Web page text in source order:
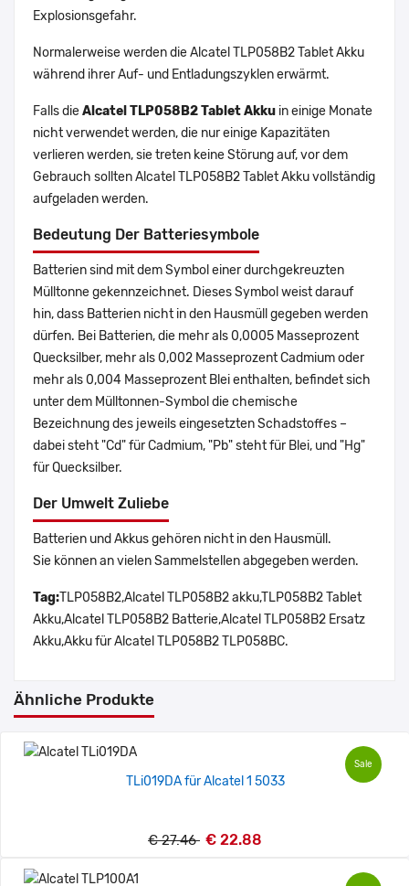
Explosionsgefahr.
Normalerweise werden die Alcatel TLP058B2 Tablet Akku
während ihrer Auf- und Entladungszyklen erwärmt.
Falls dieAlcatel TLP058B2 Tablet Akku in einige Monate
nicht verwendet werden, die nur einige Kapazitäten
verlieren werden, sie treten keine Störung auf, vor dem
Gebrauch sollten Alcatel TLP058B2 Tablet Akku vollständig
aufgeladen werden.
Bedeutung Der Batteriesymbole
Batterien sind mit dem Symbol einer durchgekreuzten
Mülltonne gekennzeichnet. Dieses Symbol weist darauf
hin, dass Batterien nicht in den Hausmüll gegeben werden
dürfen. Bei Batterien, die mehr als 0,0005 Masseprozent
Quecksilber, mehr als 0,002 Masseprozent Cadmium oder
mehr als 0,004 Masseprozent Blei enthalten, befindet sich
unter dem Mülltonnen-Symbol die chemische
Bezeichnung des jeweils eingesetzten Schadstoffes –
dabei steht "Cd" für Cadmium, "Pb" steht für Blei, und "Hg"
für Quecksilber.
Der Umwelt Zuliebe
Batterien und Akkus gehören nicht in den Hausmüll.
Sie können an vielen Sammelstellen abgegeben werden.
Tag:TLP058B2,Alcatel TLP058B2 akku,TLP058B2 Tablet
Akku,Alcatel TLP058B2 Batterie,Alcatel TLP058B2 Ersatz
Akku,Akku für Alcatel TLP058B2 TLP058BC.
Ähnliche Produkte
Sale
TLi019DA für Alcatel 1 5033
€ 27.46 € 22.88